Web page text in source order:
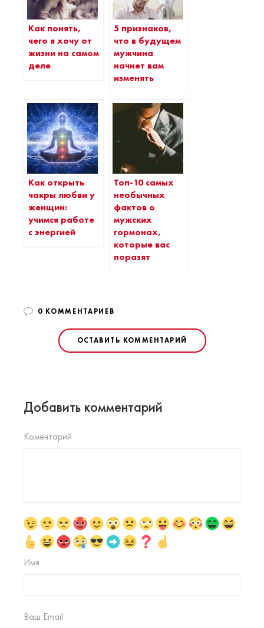
Как понять,
чего я хочу от
жизни на самом
деле
5 признаков,
что в будущем
мужчина
начнет вам
изменять
Как открыть
чакры любви у
женщин:
учимся работе
с энергией
Топ-10 самых
необычных
фактов о
мужских
гормонах,
которые вас
поразят
0 КОММЕНТАРИЕВ
ОСТАВИТЬ КОММЕНТАРИЙ
Добавить комментарий
Коментарий
Имя
Ваш Email